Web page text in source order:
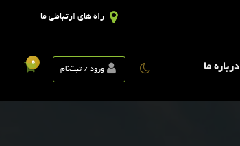
راه های ارتباطی ما
ورود / ثبت‌نام
0 درباره ما